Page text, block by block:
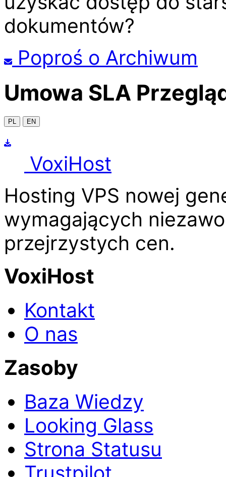
dokumentów?
Poproś o Archiwum
Umowa SLA
PL EN
VoxiHost
Hosting VPS nowej
wymagających
przejrzystych cen.
VoxiHost
Kontakt
O nas
Zasoby
Baza Wiedzy
Looking Glass
Strona Statusu